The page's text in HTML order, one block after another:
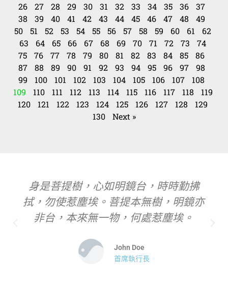
26
27 28 29 30 31 32 33 34 35 36
37
38
39 40 41 42 43 44 45 46 47 48
49
50
51 52 53 54 55 56 57 58 59 60 61
62
63
64 65 66 67 68 69 70 71 72 73
74
75
76 77 78 79 80 81 82 83 84 85
86
87
88 89 90 91 92 93 94 95 96 97
98
99
100 101 102 103 104 105 106 107
108
109
110 111 112 113 114 115 116 117 118
119
120
121 122 123 124 125 126 127 128
129
130
Next »
身是菩提樹，心如明鏡台，時時勤拂
拭，勿使惹塵埃。菩提本無樹，明鏡亦
非台，本來無一物，何處惹塵埃。
John Doe
首席執行長